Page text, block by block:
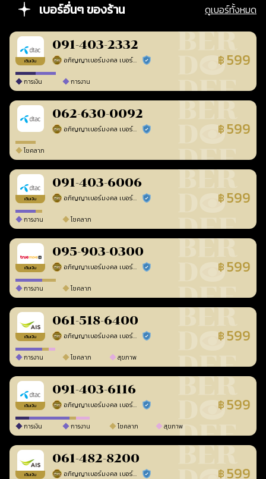
เบอร์อื่นๆ ของร้าน ดูเบอร์ทั้งหมด
เติมเงิน
091-403-2332
อภิญญาเบอร์มงคล เบอร์สวยเลขศาสตร์ ร้านยืนยันแล้ว ฿ 599
การเงิน การงาน
062-630-0092
อภิญญาเบอร์มงคล เบอร์สวยเลขศาสตร์ ร้านยืนยันแล้ว ฿ 599
โชคลาภ
เติมเงิน
091-403-6006
อภิญญาเบอร์มงคล เบอร์สวยเลขศาสตร์ ร้านยืนยันแล้ว ฿ 599
การงาน โชคลาภ
เติมเงิน
095-903-0300
อภิญญาเบอร์มงคล เบอร์สวยเลขศาสตร์ ร้านยืนยันแล้ว ฿ 599
การงาน โชคลาภ
เติมเงิน
061-518-6400
อภิญญาเบอร์มงคล เบอร์สวยเลขศาสตร์ ร้านยืนยันแล้ว ฿ 599
การงาน โชคลาภ สุขภาพ
เติมเงิน
091-403-6116
อภิญญาเบอร์มงคล เบอร์สวยเลขศาสตร์ ร้านยืนยันแล้ว ฿ 599
การเงิน การงาน โชคลาภ สุขภาพ
เติมเงิน
061-482-8200
อภิญญาเบอร์มงคล เบอร์สวยเลขศาสตร์ ร้านยืนยันแล้ว ฿ 599